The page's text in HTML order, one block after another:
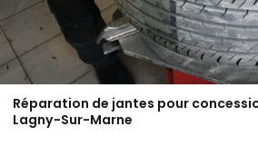
Réparation de jantes pour
Lagny-Sur-Marne